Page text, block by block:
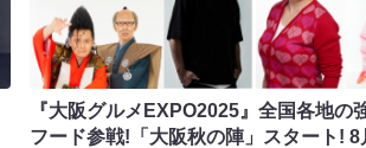
『大阪グルメEXPO2025』全国各地の
フード参戦!「大阪秋の陣」スタート! 8